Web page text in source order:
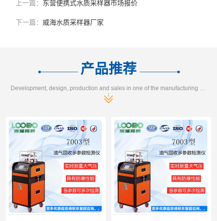
上一篇： 东营便携式水质采样器市场报价
下一篇： 威海水质采样器厂家
产品推荐
Development, design, production and sales in one of the manufacturing enterprises